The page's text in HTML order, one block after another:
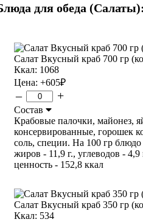
для обеда (Салаты):
Салат Вкусный краб 700 гр
Ккал: 1068
Цена: +605₽
– +
Состав
Крабовые палочки, майонез,
консервированные, горошек
соль, специи. На 100 гр
жиров - 11,9 г., углеводов - 4,9
ценность - 152,8 ккал
Салат Вкусный краб 350 гр
Ккал: 534